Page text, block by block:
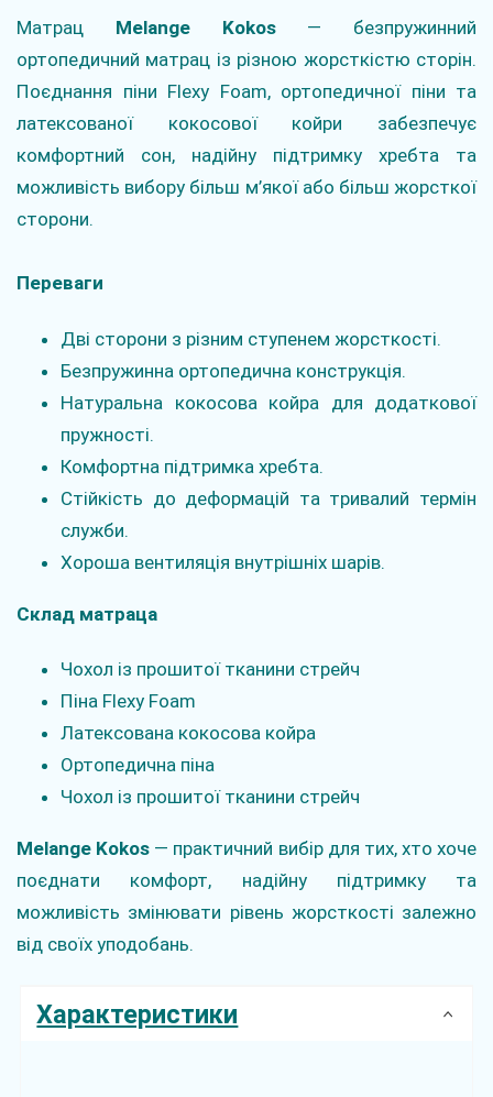
Матрац Melange Kokos — безпружинний
ортопедичний матрац із різною жорсткістю сторін.
Поєднання піни Flexy Foam, ортопедичної піни та
латексованої кокосової койри забезпечує
комфортний сон, надійну підтримку хребта та
можливість вибору більш м’якої або більш жорсткої
сторони.
Переваги
Дві сторони з різним ступенем жорсткості.
Безпружинна ортопедична конструкція.
Натуральна кокосова койра для додаткової
пружності.
Комфортна підтримка хребта.
Стійкість до деформацій та тривалий термін
служби.
Хороша вентиляція внутрішніх шарів.
Склад матраца
Чохол із прошитої тканини стрейч
Піна Flexy Foam
Латексована кокосова койра
Ортопедична піна
Чохол із прошитої тканини стрейч
Melange Kokos — практичний вибір для тих, хто хоче
поєднати комфорт, надійну підтримку та
можливість змінювати рівень жорсткості залежно
від своїх уподобань.
Характеристики